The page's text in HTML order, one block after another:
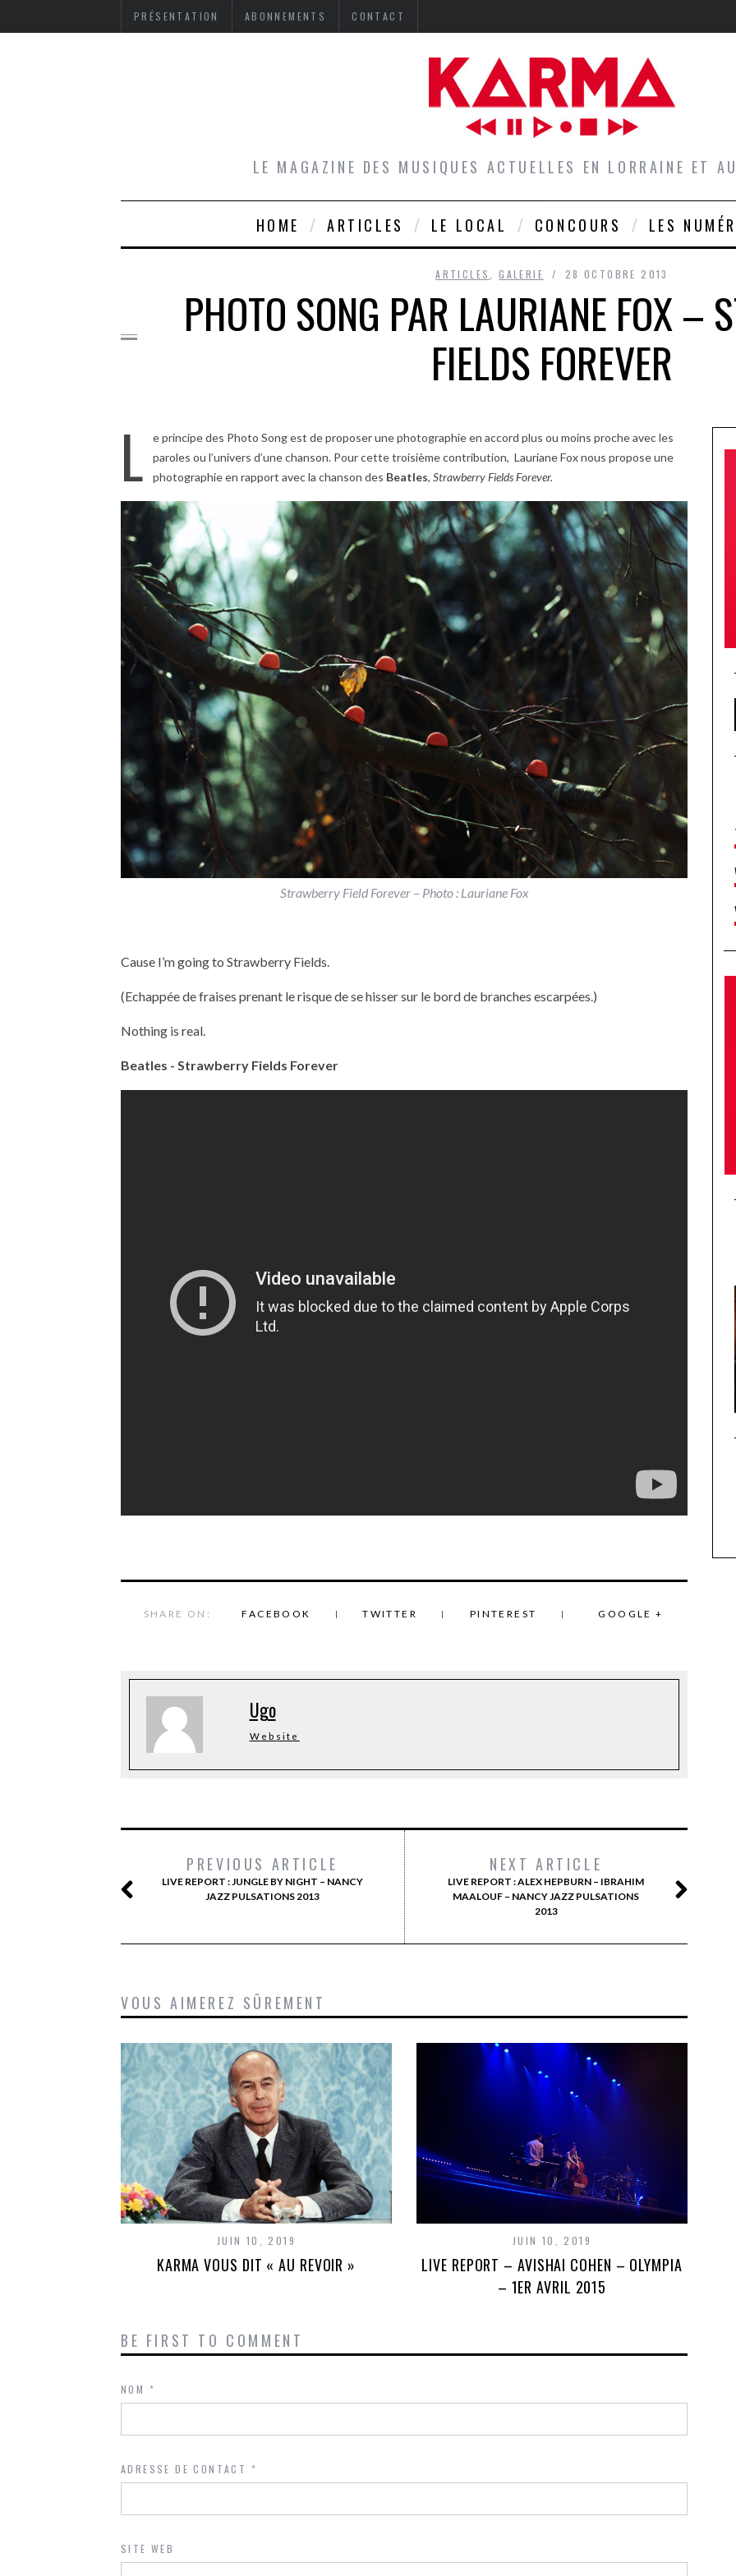
PRÉSENTATION ABONNEMENTS CONTACT
LE MAGAZINE DES MUSIQUES ACTUELLES EN LORRAINE ET
HOME ARTICLES LE LOCAL CONCOURS LES
ARTICLES ,GALERIE 28 OCTOBRE 2013
PHOTO SONG PAR LAURIANE FOX –
FIELDS FOREVER
L
e principe des Photo Song est de proposer une photographie en accord plus ou moins proche avec les
paroles ou l’univers d’une chanson. Pour cette troisième contribution, Lauriane Fox nous propose une
photographie en rapport avec la chanson des Beatles, Strawberry Fields Forever.
Strawberry Field Forever – Photo : Lauriane Fox
Cause I’m going to Strawberry Fields.
(Echappée de fraises prenant le risque de se hisser sur le bord de branches escarpées.)
Nothing is real.
Beatles - Strawberry Fields Forever
SHARE ON: FACEBOOK TWITTER PINTEREST GOOGLE +
Ugo
Website
PREVIOUS ARTICLE
LIVE REPORT : JUNGLE BY NIGHT – NANCY
JAZZ PULSATIONS 2013
NEXT ARTICLE
LIVE REPORT : ALEX HEPBURN – IBRAHIM
MAALOUF – NANCY JAZZ PULSATIONS
2013
VOUS AIMEREZ SÛREMENT
JUIN 10, 2019
KARMA VOUS DIT « AU REVOIR »
JUIN 10, 2019
LIVE REPORT – AVISHAI COHEN – OLYMPIA
– 1ER AVRIL 2015
BE FIRST TO COMMENT
NOM *
ADRESSE DE CONTACT *
SITE WEB